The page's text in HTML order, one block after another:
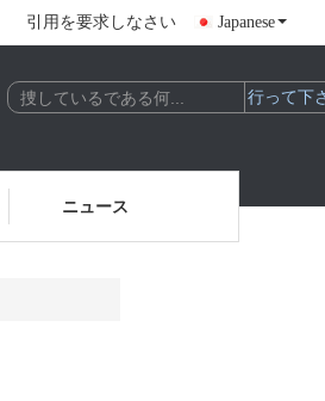
引用を要求しなさい Japanese
ニュース